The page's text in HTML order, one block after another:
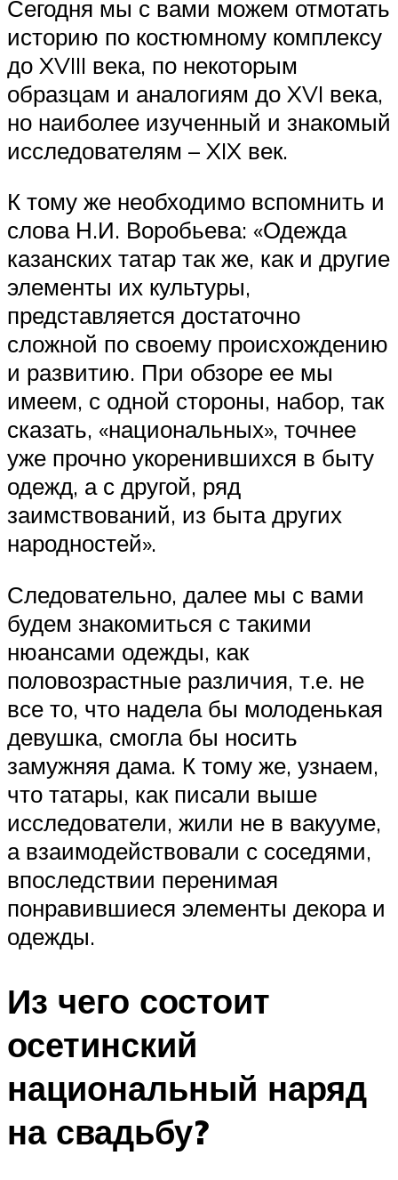
Сегодня мы с вами можем отмотать
историю по костюмному комплексу
до XVIII века, по некоторым
образцам и аналогиям до XVI века,
но наиболее изученный и знакомый
исследователям – XIX век.
К тому же необходимо вспомнить и
слова Н.И. Воробьева: «Одежда
казанских татар так же, как и другие
элементы их культуры,
представляется достаточно
сложной по своему происхождению
и развитию. При обзоре ее мы
имеем, с одной стороны, набор, так
сказать, «национальных», точнее
уже прочно укоренившихся в быту
одежд, а с другой, ряд
заимствований, из быта других
народностей».
Следовательно, далее мы с вами
будем знакомиться с такими
нюансами одежды, как
половозрастные различия, т.е. не
все то, что надела бы молоденькая
девушка, смогла бы носить
замужняя дама. К тому же, узнаем,
что татары, как писали выше
исследователи, жили не в вакууме,
а взаимодействовали с соседями,
впоследствии перенимая
понравившиеся элементы декора и
одежды.
Из чего состоит
осетинский
национальный наряд
на свадьбу?